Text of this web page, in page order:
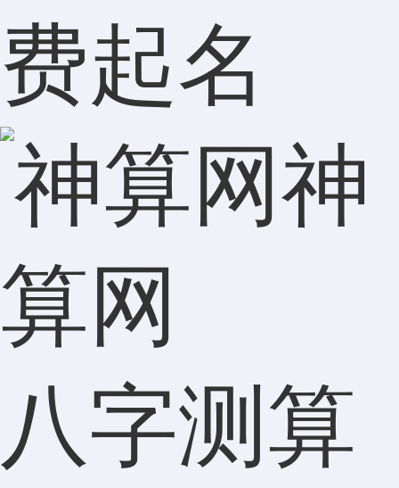
费起名
神
算网
八字测算